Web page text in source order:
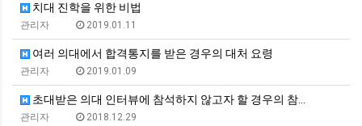
치대 진학을 위한 비법
관리자 2019.01.11
여러 의대에서 합격통지를 받은 경우의 대처 요령
관리자 2019.01.09
초대받은 의대 인터뷰에 참석하지 않고자 할 경우의 참…
관리자 2018.12.29